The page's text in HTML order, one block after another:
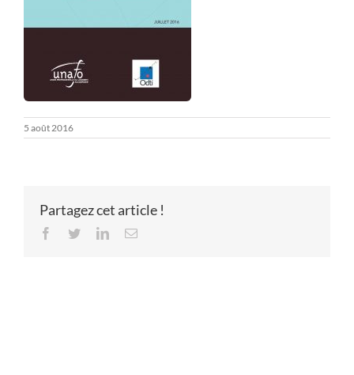
5 août 2016
Partagez cet article !
Facebook
TwitterLinkedInEmail